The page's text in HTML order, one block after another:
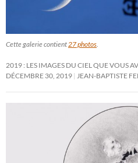
Cette galerie contient 27 photos
2019 : LES IMAGES DU CIEL QUE VOUS
DÉCEMBRE 30, 2019
JEAN-BAPTISTE